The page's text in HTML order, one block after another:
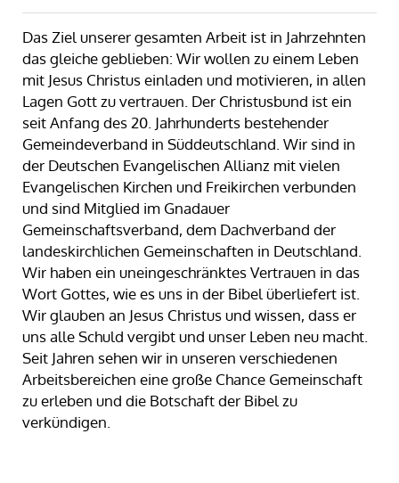
Das Ziel unserer gesamten Arbeit ist in Jahrzehnten
das gleiche geblieben: Wir wollen zu einem Leben
mit Jesus Christus einladen und motivieren, in allen
Lagen Gott zu vertrauen. Der Christusbund ist ein
seit Anfang des 20. Jahrhunderts bestehender
Gemeindeverband in Süddeutschland. Wir sind in
der Deutschen Evangelischen Allianz mit vielen
Evangelischen Kirchen und Freikirchen verbunden
und sind Mitglied im Gnadauer
Gemeinschaftsverband, dem Dachverband der
landeskirchlichen Gemeinschaften in Deutschland.
Wir haben ein uneingeschränktes Vertrauen in das
Wort Gottes, wie es uns in der Bibel überliefert ist.
Wir glauben an Jesus Christus und wissen, dass er
uns alle Schuld vergibt und unser Leben neu macht.
Seit Jahren sehen wir in unseren verschiedenen
Arbeitsbereichen eine große Chance Gemeinschaft
zu erleben und die Botschaft der Bibel zu
verkündigen.